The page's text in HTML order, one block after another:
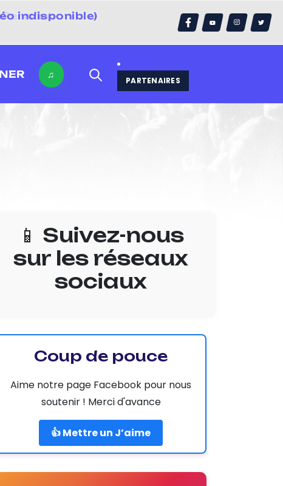
indisponible)
Ferrain)
♫
PARTENAIRES
📱 Suivez-nous
sur les réseaux
sociaux
Coup de pouce
Aime notre page Facebook pour nous
soutenir ! Merci d'avance
👍 Mettre un J’aime